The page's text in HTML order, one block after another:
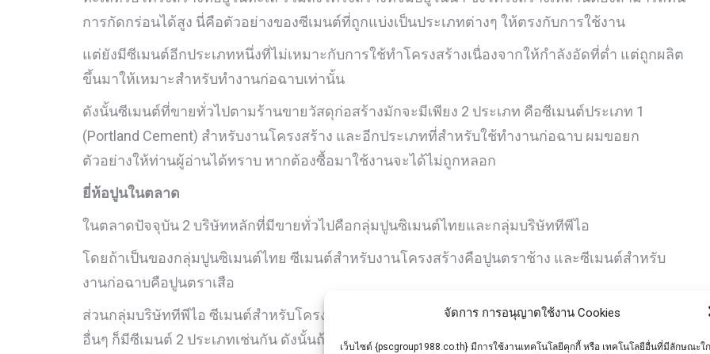
จัดการ การอนุญาตใช้งาน Cookies
เว็บไซต์ {pscgroup1988.co.th} มีการใช้งานเทคโนโลยีคุกกี้ หรือ เทคโนโลยีอื่นที่มีลักษณะใ
การกัดกร่อนได้สูง นี่คือตัวอย่างของซีเมนต์ที่ถูกแบ่งเป็นประเภทต่างๆ ให้ตรงกับการใช้งาน
แต่ยังมีซีเมนต์อีกประเภทหนึ่งที่ไม่เหมาะกับการใช้ทำโครงสร้างเนื่องจากให้กำลังอัดที่ต่ำ แต่ถูกผลิต
ขึ้นมาให้เหมาะสำหรับทำงานก่อฉาบเท่านั้น
ดังนั้นซีเมนต์ที่ขายทั่วไปตามร้านขายวัสดุก่อสร้างมักจะมีเพียง 2 ประเภท คือซีเมนต์ประเภท 1
(Portland Cement) สำหรับงานโครงสร้าง และอีกประเภทที่สำหรับใช้ทำงานก่อฉาบ ผมขอยก
ตัวอย่างให้ท่านผู้อ่านได้ทราบ หากต้องซื้อมาใช้งานจะได้ไม่ถูกหลอก
ยี่ห้อปูนในตลาด
ในตลาดปัจจุบัน 2 บริษัทหลักที่มีขายทั่วไปคือกลุ่มปูนซิเมนต์ไทยและกลุ่มบริษัททีพีไอ
โดยถ้าเป็นของกลุ่มปูนซิเมนต์ไทย ซีเมนต์สำหรับงานโครงสร้างคือปูนตราช้าง และซีเมนต์สำหรับ
งานก่อฉาบคือปูนตราเสือ
ส่วนกลุ่มบริษัททีพีไอ ซีเมนต์สำหรับโครงสร้างคือปูนแดง ส่วนงานก่อฉาบคือปูนเขียว ส่วนกลุ่มบริษัท
อื่นๆ ก็มีซีเมนต์ 2 ประเภทเช่นกัน ดังนั้นถ้าท่านผู้อ่านต้องซื้อหรือให้ผู้รับเหมาซื้อ ก็ควรที่จะทราบชนิด